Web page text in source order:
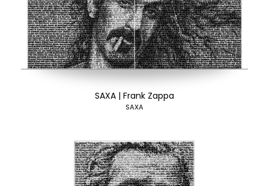
SAXA | Frank Zappa
SAXA